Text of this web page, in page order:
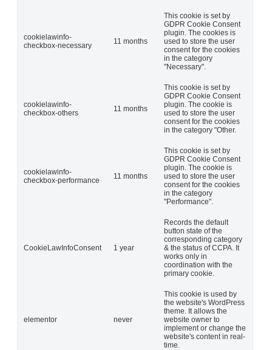
cookielawinfo-
checkbox-necessary
11 months
This cookie is set by
GDPR Cookie Consent
plugin. The cookies is
used to store the user
consent for the cookies
in the category
"Necessary".
cookielawinfo-
checkbox-others
11 months
This cookie is set by
GDPR Cookie Consent
plugin. The cookie is
used to store the user
consent for the cookies
in the category "Other.
cookielawinfo-
checkbox-performance
11 months
This cookie is set by
GDPR Cookie Consent
plugin. The cookie is
used to store the user
consent for the cookies
in the category
"Performance".
CookieLawInfoConsent 1 year
Records the default
button state of the
corresponding category
& the status of CCPA. It
works only in
coordination with the
primary cookie.
elementor never
This cookie is used by
the website's WordPress
theme. It allows the
website owner to
implement or change the
website's content in real-
time.